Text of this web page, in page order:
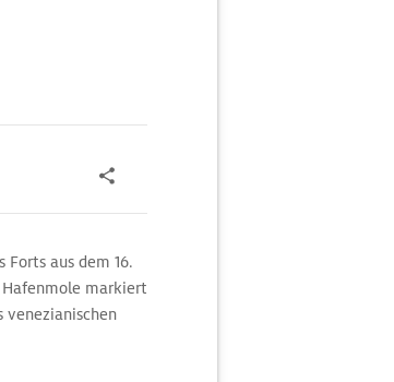
aus dem 16.
markiert
venezianischen